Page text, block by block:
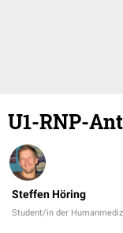
U1-RNP-
Steffen Höring
Student/in der